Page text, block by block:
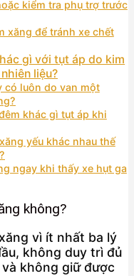
kiểm tra phụ trợ trước
xăng để tránh xe chết
gì với tụt áp do kim
liệu?
có luôn do van một
khác gì tụt áp khi
yếu khác nhau thế
ngay khi thấy xe hụt ga
không?
vì ít nhất ba lý
không duy trì đủ
không giữ được